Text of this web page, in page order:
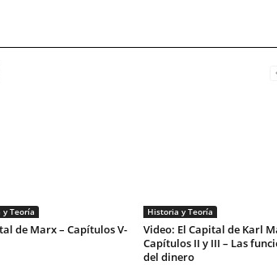
y Teoría
de Marx – Capítulos V-
Historia y Teoría
Video: El Capital de Karl
Capítulos II y III – Las
del dinero